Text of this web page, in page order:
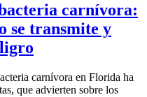
carnívora:
se transmite y
carnívora en Florida ha
que advierten sobre los